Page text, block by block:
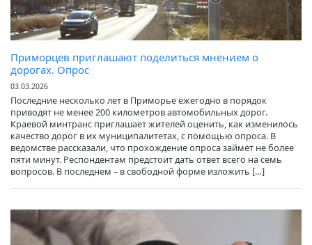
Приморцев приглашают поделиться мнением о
дорогах. Опрос
03.03.2026
Последние несколько лет в Приморье ежегодно в порядок
приводят не менее 200 километров автомобильных дорог.
Краевой минтранс приглашает жителей оценить, как изменилось
качество дорог в их муниципалитетах, с помощью опроса. В
ведомстве рассказали, что прохождение опроса займёт не более
пяти минут. Респондентам предстоит дать ответ всего на семь
вопросов. В последнем – в свободной форме изложить […]